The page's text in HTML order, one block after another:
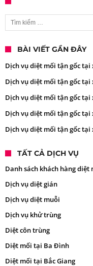
Tìm kiếm cho:
BÀI VIẾT GẦN ĐÂY
Dịch vụ diệt mối tận gốc
Dịch vụ diệt mối tận gốc
Dịch vụ diệt mối tận gốc
Dịch vụ diệt mối tận gốc
Dịch vụ diệt mối tận gốc
TẤT CẢ DỊCH VỤ
Danh sách khách hàng diệt
Dịch vụ diệt gián
Dịch vụ diệt muỗi
Dịch vụ khử trùng
Diệt côn trùng
Diệt mối tại Ba Đình
Diệt mối tại Bắc Giang